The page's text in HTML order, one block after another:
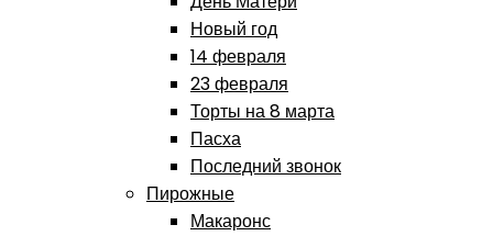
Новый год
14 февраля
23 февраля
Торты на 8 марта
Пасха
Последний звонок
Пирожные
Макаронс